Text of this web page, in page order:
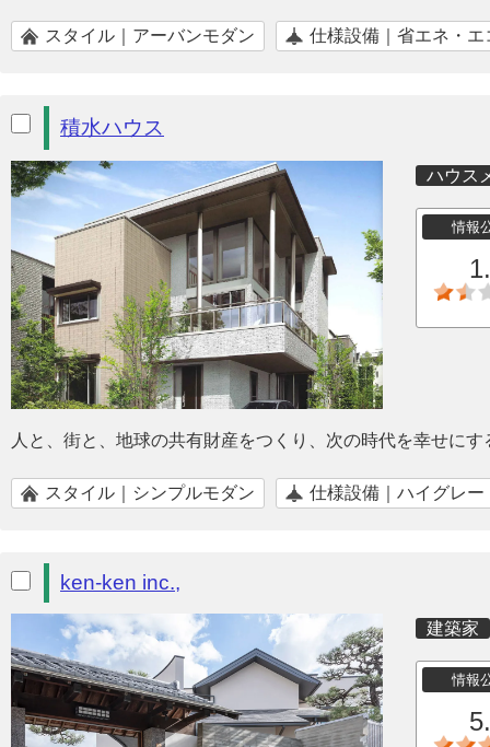
スタイル｜アーバンモダン 仕様設備｜省エネ・エ
積水ハウス
ハウス
情報
人と、街と、地球の共有財産をつくり、次の時代を幸せに
スタイル｜シンプルモダン 仕様設備｜ハイグレー
ken-ken inc.,
建築家
情報